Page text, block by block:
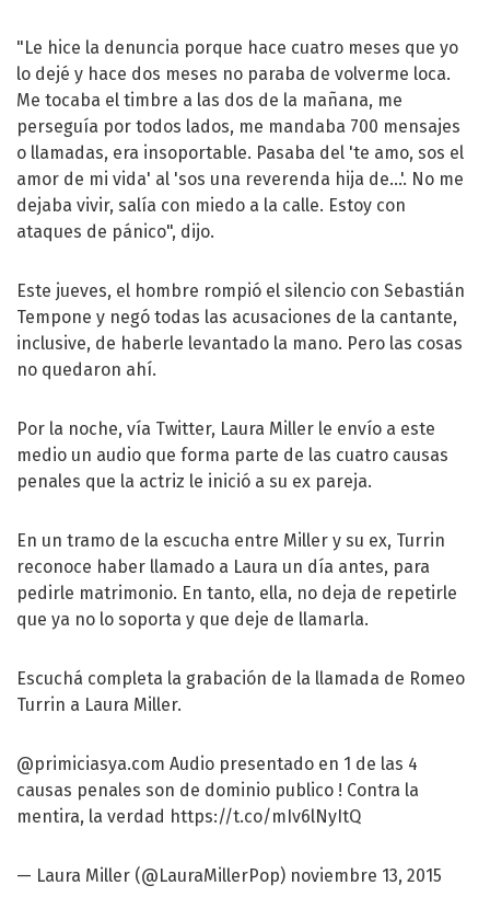
"Le hice la denuncia porque hace cuatro meses que yo
lo dejé y hace dos meses no paraba de volverme loca.
Me tocaba el timbre a las dos de la mañana, me
perseguía por todos lados, me mandaba 700 mensajes
o llamadas, era insoportable. Pasaba del 'te amo, sos el
amor de mi vida' al 'sos una reverenda hija de…'. No me
dejaba vivir, salía con miedo a la calle. Estoy con
ataques de pánico", dijo.
Este jueves, el hombre rompió el silencio con Sebastián
Tempone y negó todas las acusaciones de la cantante,
inclusive, de haberle levantado la mano. Pero las cosas
no quedaron ahí.
Por la noche, vía Twitter, Laura Miller le envío a este
medio un audio que forma parte de las cuatro causas
penales que la actriz le inició a su ex pareja.
En un tramo de la escucha entre Miller y su ex, Turrin
reconoce haber llamado a Laura un día antes, para
pedirle matrimonio. En tanto, ella, no deja de repetirle
que ya no lo soporta y que deje de llamarla.
Escuchá completa la grabación de la llamada de Romeo
Turrin a Laura Miller.
@primiciasya.com Audio presentado en 1 de las 4
causas penales son de dominio publico ! Contra la
mentira, la verdad https://t.co/mIv6lNyItQ
— Laura Miller (@LauraMillerPop) noviembre 13, 2015